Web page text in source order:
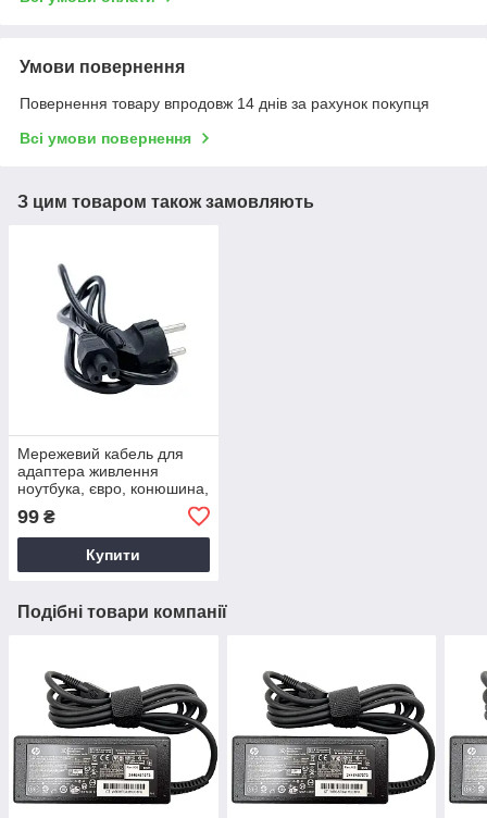
Умови повернення
Повернення товару впродовж 14 днів за рахунок покупця
Всі умови повернення
З цим товаром також замовляють
Мережевий кабель для
адаптера живлення
ноутбука, євро, конюшина,
99 ₴
Купити
Подібні товари компанії